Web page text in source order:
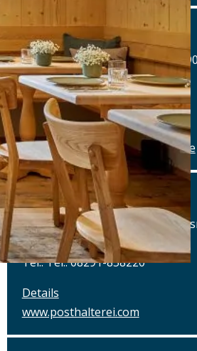
Alte Brauerei Mertingen
Hilaria-Lechner-Straße 21,
Tel.: Tel.: 09078-912320
Details
www.alte-brauerei-mertingen.de
Alte Posthalterei
Augsburger Straße 2, 86441
Tel.: Tel.: 08291-858220
Details
www.posthalterei.com